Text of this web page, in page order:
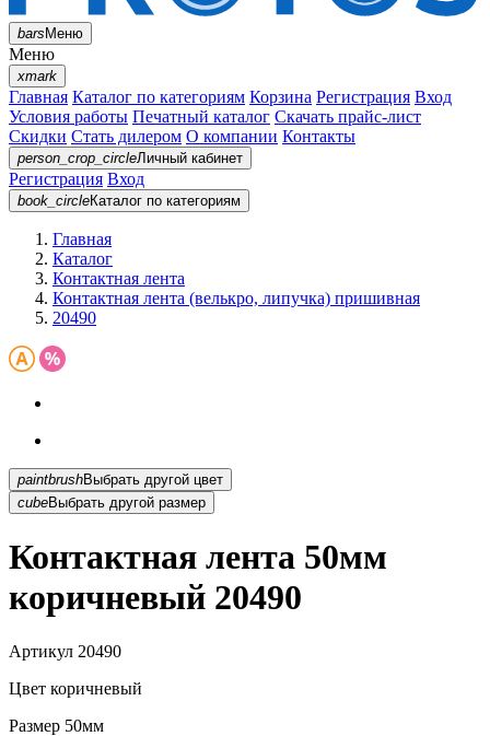
barsМеню
Меню
xmark
Главная Каталог по категориям Корзина Регистрация Вход
Условия работы Печатный каталог Скачать прайс-лист
Скидки Стать дилером О компании Контакты
person_crop_circleЛичный кабинет
Регистрация Вход
book_circleКаталог по категориям
Главная
Каталог
Контактная лента
Контактная лента (велькро, липучка) пришивная
20490
paintbrush
Выбрать другой цвет
cubeВыбрать другой размер
Контактная лента 50мм
коричневый 20490
Артикул 20490
Цвет коричневый
Размер 50мм